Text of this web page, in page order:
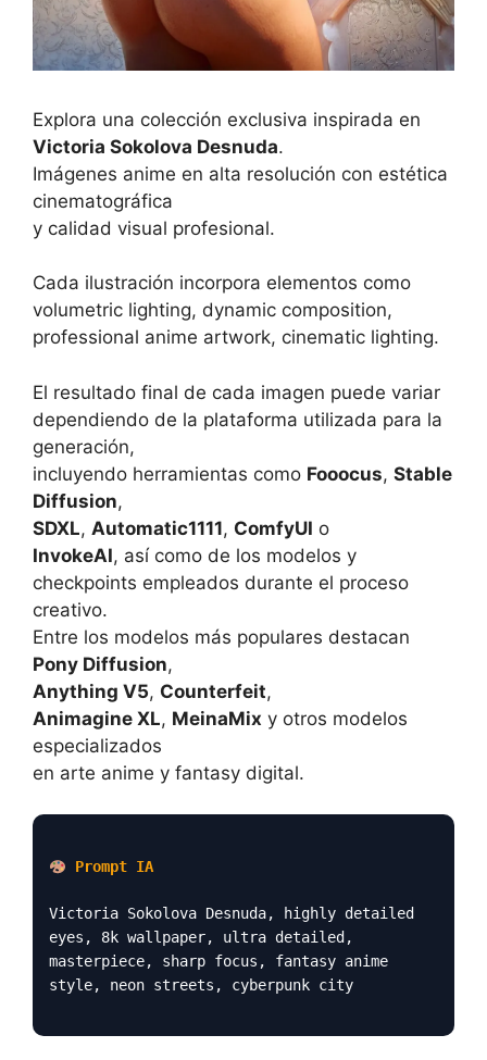
Explora una colección exclusiva inspirada en
Victoria Sokolova Desnuda.
Imágenes anime en alta resolución con estética
cinematográfica
y calidad visual profesional.
Cada ilustración incorpora elementos como
volumetric lighting, dynamic composition,
professional anime artwork, cinematic lighting.
El resultado final de cada imagen puede variar
dependiendo de la plataforma utilizada para la
generación,
incluyendo herramientas como Fooocus, Stable
Diffusion,
SDXL, Automatic1111, ComfyUI o
InvokeAI, así como de los modelos y
checkpoints empleados durante el proceso
creativo.
Entre los modelos más populares destacan
Pony Diffusion,
Anything V5, Counterfeit,
Animagine XL, MeinaMix y otros modelos
especializados
en arte anime y fantasy digital.
Prompt IA
Victoria Sokolova Desnuda, highly detailed
eyes, 8k wallpaper, ultra detailed,
masterpiece, sharp focus, fantasy anime
style, neon streets, cyberpunk city